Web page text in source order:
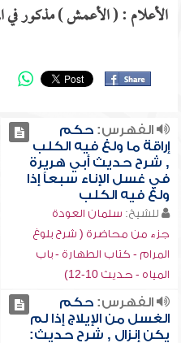
الأعلام : ( الأعمش ) مذكور في
الفهرس:حكم
إراقة ما ولغ فيه الكلب
, شرح حديث أبي هريرة
في غسل الإناء سبعاً إذا
ولغ فيه الكلب
للشيخ: سلمان العودة
جزء من محاضرة ( شرح بلوغ
المرام - كتاب الطهارة - باب
المياه - حديث 10-12)
الفهرس:حكم
الغسل من الإيلاج إذا لم
يكن إنزال , شرح حديث: